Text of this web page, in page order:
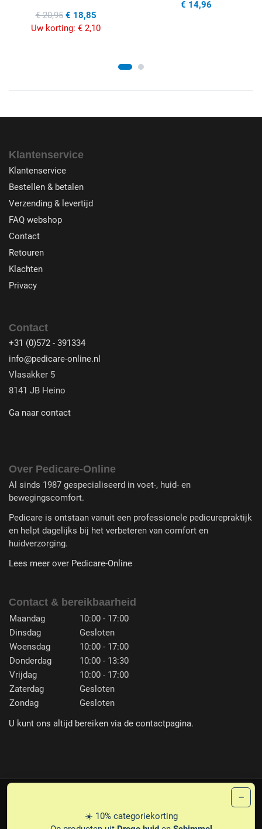
€ 20,95 € 18,85
Uw korting: € 2,10
€ 14,96
Klantenservice
Klantenservice
Bestellen & betalen
Verzending & levertijd
FAQ webshop
Contact
Retouren
Klachten
Privacy
Contact
+31 (0)572 - 391334
info@pedicare-online.nl
Vlasakker 5
8141 JB Heino
Ga naar contact
Over Pedicare-Online
Al sinds 1987 gespecialiseerd in voet-, huid- en
bewegingscomfort.
Pedicare is ontstaan vanuit een professionele pedicurepraktijk
en helpt dagelijks bij het verbeteren van comfort en
huidverzorging.
Lees meer over Pedicare-Online
Contact & bereikbaarheid
Maandag
10:00 - 17:00
Dinsdag
Gesloten
Woensdag
10:00 - 17:00
Donderdag
10:00 - 13:30
Vrijdag
10:00 - 17:00
Zaterdag
Gesloten
Zondag
Gesloten
U kunt ons altijd bereiken via de contactpagina.
−
☀️ 10% categoriekorting